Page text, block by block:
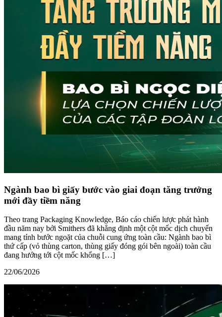
Ngành bao bì giấy bước vào giai đoạn tăng trưởng
mới đầy tiềm năng
Theo trang Packaging Knowledge, Báo cáo chiến lược phát hành
đầu năm nay bởi Smithers đã khẳng định một cột mốc dịch chuyển
mang tính bước ngoặt của chuỗi cung ứng toàn cầu: Ngành bao bì
thứ cấp (vỏ thùng carton, thùng giấy đóng gói bên ngoài) toàn cầu
đang hướng tới cột mốc khổng […]
22/06/2026